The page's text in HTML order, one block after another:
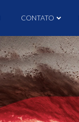
CONTATO